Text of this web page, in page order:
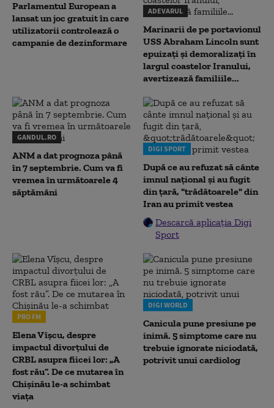
Parlamentul European a
lansat un joc gratuit în care
utilizatorii controlează o
campanie de dezinformare
ADEVARUL
Marinarii de pe portavionul
USS Abraham Lincoln sunt
epuizați și demoralizați în
largul coastelor Iranului,
avertizează familiile...
GANDUL.RO
ANM a dat prognoza până
în 7 septembrie. Cum va fi
vremea în următoarele 4
săptămâni
DIGI SPORT
După ce au refuzat să cânte
imnul naţional şi au fugit
din ţară, "trădătoarele" din
Iran au primit vestea
Descarcă aplicația Digi
Sport
PRO FM
Elena Vîșcu, despre
impactul divorțului de
CRBL asupra fiicei lor: „A
fost rău”. De ce mutarea în
Chișinău le-a schimbat
viața
DIGI WORLD
Canicula pune presiune pe
inimă. 5 simptome care nu
trebuie ignorate niciodată,
potrivit unui cardiolog